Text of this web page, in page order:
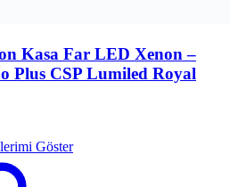
Kasa Far LED Xenon –
Plus CSP Lumiled Royal
Göster